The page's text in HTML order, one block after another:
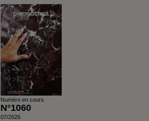
Numéro en cours
N°1060
07/2026